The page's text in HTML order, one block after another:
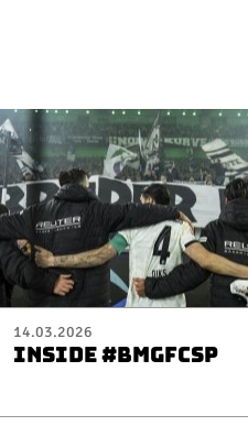
14.03.2026
INSIDE #BMGFCSP